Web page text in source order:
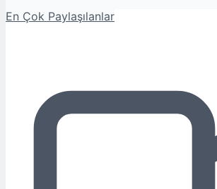
En Çok Paylaşılanlar